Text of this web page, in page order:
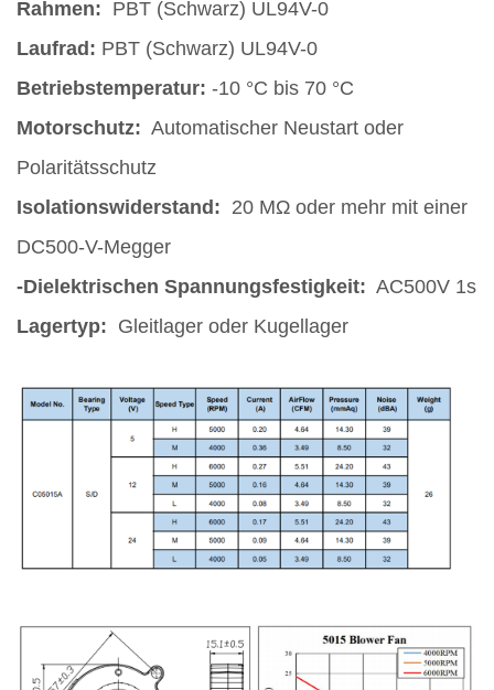
Rahmen: PBT (Schwarz) UL94V-0
Laufrad: PBT (Schwarz) UL94V-0
Betriebstemperatur: -10 °C bis 70 °C
Motorschutz: Automatischer Neustart oder
Polaritätsschutz
Isolationswiderstand: 20 MΩ oder mehr mit einer
DC500-V-Megger
-Dielektrischen Spannungsfestigkeit: AC500V 1s
Lagertyp: Gleitlager oder Kugellager